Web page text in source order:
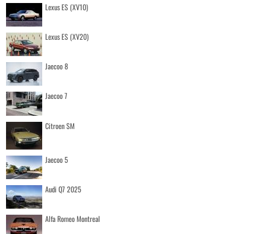
Lexus ES (XV10)
Lexus ES (XV20)
Jaecoo 8
Jaecoo 7
Citroen SM
Jaecoo 5
Audi Q7 2025
Alfa Romeo Montreal